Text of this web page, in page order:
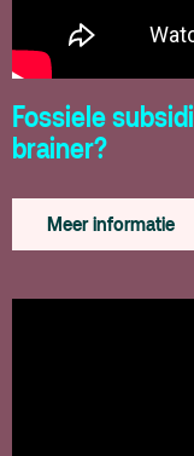
Fossiele
brainer?
Meer informatie